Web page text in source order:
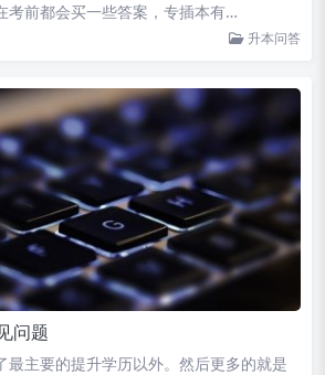
考前都会买一些答案，专插本有…
升本问答
问题
最主要的提升学历以外。然后更多的就是